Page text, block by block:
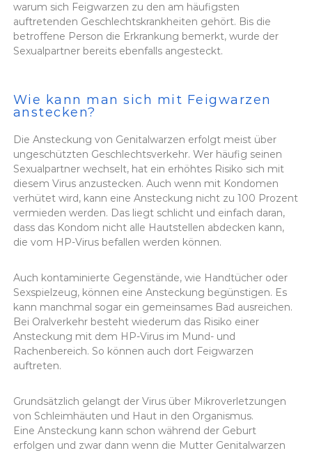
warum sich Feigwarzen zu den am häufigsten
auftretenden Geschlechtskrankheiten gehört. Bis die
betroffene Person die Erkrankung bemerkt, wurde der
Sexualpartner bereits ebenfalls angesteckt.
Wie kann man sich mit Feigwarzen
anstecken?
Die Ansteckung von Genitalwarzen erfolgt meist über
ungeschützten Geschlechtsverkehr. Wer häufig seinen
Sexualpartner wechselt, hat ein erhöhtes Risiko sich mit
diesem Virus anzustecken. Auch wenn mit Kondomen
verhütet wird, kann eine Ansteckung nicht zu 100 Prozent
vermieden werden. Das liegt schlicht und einfach daran,
dass das Kondom nicht alle Hautstellen abdecken kann,
die vom HP-Virus befallen werden können.
Auch kontaminierte Gegenstände, wie Handtücher oder
Sexspielzeug, können eine Ansteckung begünstigen. Es
kann manchmal sogar ein gemeinsames Bad ausreichen.
Bei Oralverkehr besteht wiederum das Risiko einer
Ansteckung mit dem HP-Virus im Mund- und
Rachenbereich. So können auch dort Feigwarzen
auftreten.
Grundsätzlich gelangt der Virus über Mikroverletzungen
von Schleimhäuten und Haut in den Organismus.
Eine Ansteckung kann schon während der Geburt
erfolgen und zwar dann wenn die Mutter Genitalwarzen